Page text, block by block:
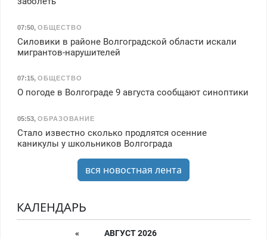
07:50, ОБЩЕСТВО
Силовики в районе Волгоградской области искали
мигрантов-нарушителей
07:15, ОБЩЕСТВО
О погоде в Волгограде 9 августа сообщают синоптики
05:53, ОБРАЗОВАНИЕ
Стало известно сколько продлятся осенние
каникулы у школьников Волгограда
вся новостная лента
КАЛЕНДАРЬ
«
АВГУСТ 2026